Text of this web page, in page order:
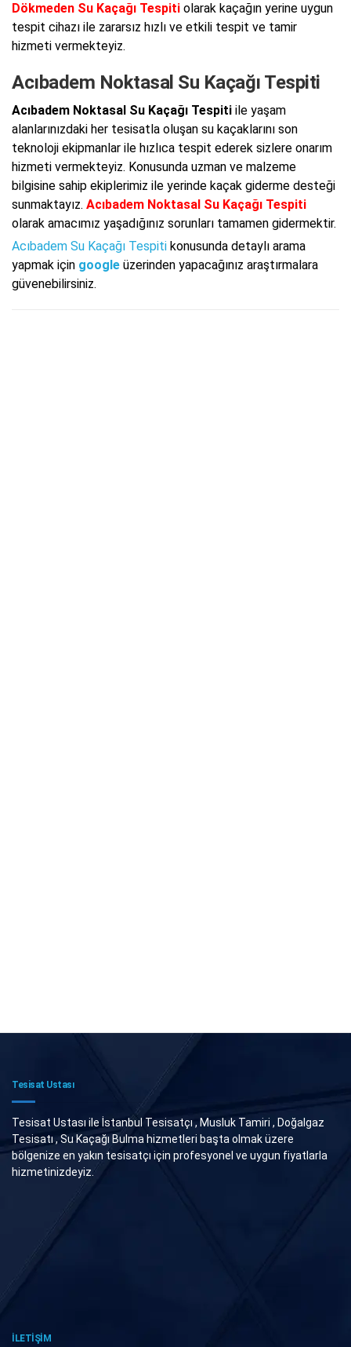
Dökmeden Su Kaçağı Tespiti olarak kaçağın yerine uygun
tespit cihazı ile zararsız hızlı ve etkili tespit ve tamir
hizmeti vermekteyiz.
Acıbadem Noktasal Su Kaçağı Tespiti
Acıbadem Noktasal Su Kaçağı Tespiti ile yaşam
alanlarınızdaki her tesisatla oluşan su kaçaklarını son
teknoloji ekipmanlar ile hızlıca tespit ederek sizlere onarım
hizmeti vermekteyiz. Konusunda uzman ve malzeme
bilgisine sahip ekiplerimiz ile yerinde kaçak giderme desteği
sunmaktayız. Acıbadem Noktasal Su Kaçağı Tespiti
olarak amacımız yaşadığınız sorunları tamamen gidermektir.
Acıbadem Su Kaçağı Tespiti konusunda detaylı arama
yapmak için google üzerinden yapacağınız araştırmalara
güvenebilirsiniz.
Tesisat Ustası
Tesisat Ustası ile İstanbul Tesisatçı , Musluk Tamiri , Doğalgaz
Tesisatı , Su Kaçağı Bulma hizmetleri başta olmak üzere
bölgenize en yakın tesisatçı için profesyonel ve uygun fiyatlarla
hizmetinizdeyiz.
İLETİŞİM